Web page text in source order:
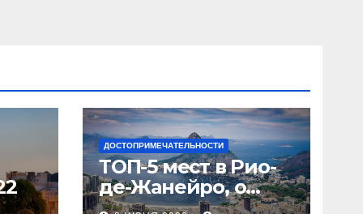
ДОСТОПРИМЕЧАТЕЛЬНОСТИ
ТОП-5 мест в Рио-
де-Жанейро, о
которых вы не